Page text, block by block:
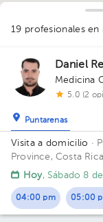
19 profesionales
Daniel
Medicina
5.0 (2
Puntarenas
Visita a domicilio ·
Province, Costa Rica
Hoy, Sábado 8
04:00 pm 05:00